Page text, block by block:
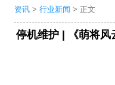
资讯> 行业新闻 > 正文
停机维护 | 《萌将风